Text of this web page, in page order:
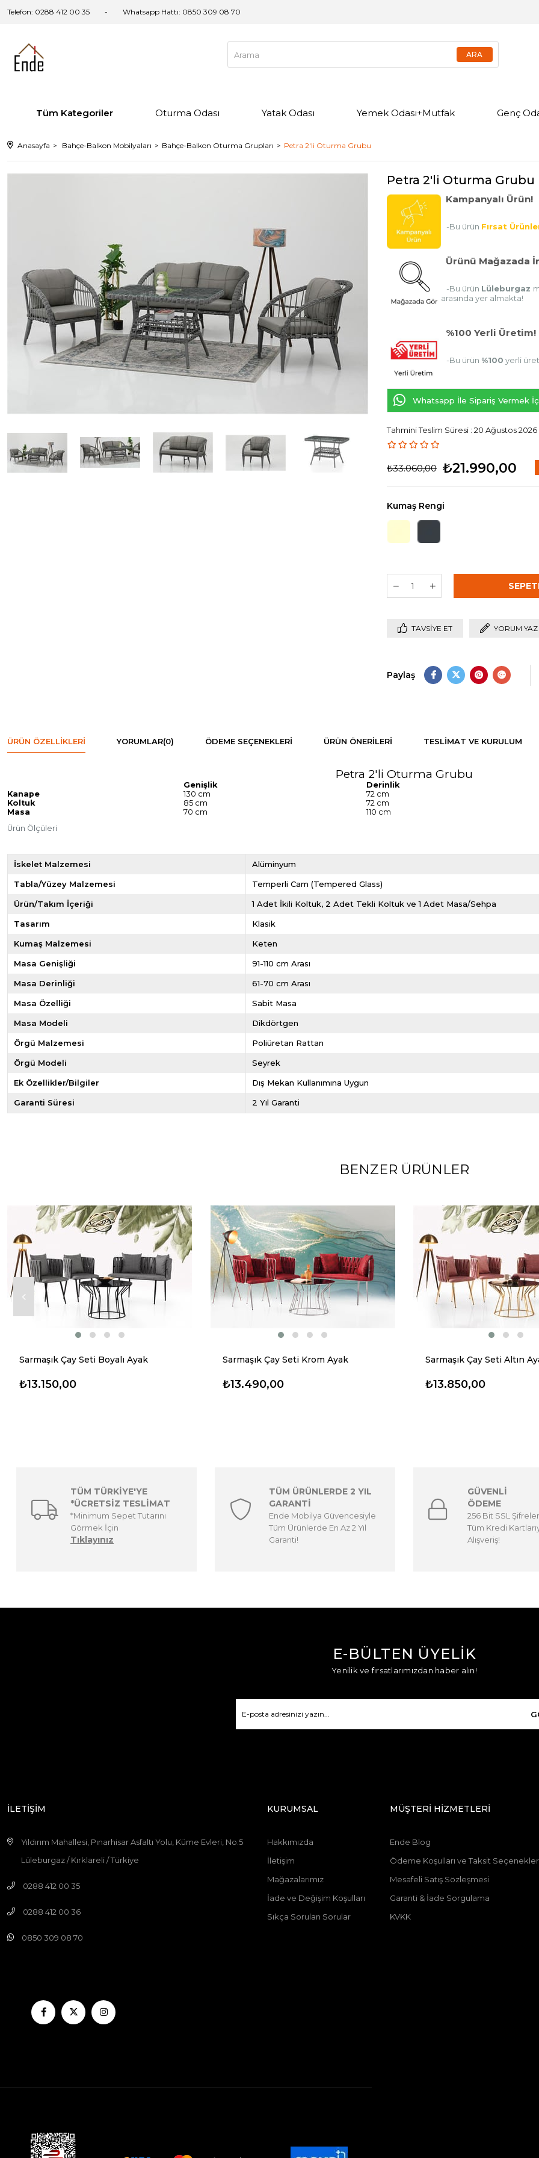
Telefon: 0288 412 00 35 Whatsapp Hattı: 0850 309 08 70
Tüm Kategoriler Oturma Odası Yatak Odası Yemek Odası+Mutfak Genç
Anasayfa Bahçe-Balkon Mobilyaları Bahçe-Balkon Oturma Grupları Petra 2'li Oturma Grubu
Petra 2'li Oturma Grubu
Kampanyalı Ürün!
-Bu ürün Fırsat
Ürünü Mağazada
-Bu ürün Lüleburgaz
arasında yer almakta!
%100 Yerli Üretim!
-Bu ürün %100 yerli
Whatsapp İle Sipariş Vermek
Tahmini Teslim Süresi : 20 Ağustos
₺33.060,00 ₺21.990,00
Kumaş Rengi
TAVSIYE ET YORUM YAZ
Paylaş
ÜRÜN ÖZELLIKLERI YORUMLAR(0) ÖDEME SEÇENEKLERI ÜRÜN ÖNERILERI TESLIMAT VE KURULUM
Petra 2'li Oturma Grubu
Ürün Ölçüleri
Genişlik Derinlik
Kanape
130 cm 72 cm
Koltuk
85 cm 72 cm
Masa
70 cm 110 cm
İskelet Malzemesi Alüminyum
Tabla/Yüzey Malzemesi Temperli Cam (Tempered Glass)
Ürün/Takım İçeriği 1 Adet İkili Koltuk, 2 Adet Tekli Koltuk ve 1 Adet Masa/Sehpa
Tasarım Klasik
Kumaş Malzemesi Keten
Masa Genişliği 91-110 cm Arası
Masa Derinliği 61-70 cm Arası
Masa Özelliği Sabit Masa
Masa Modeli Dikdörtgen
Örgü Malzemesi Poliüretan Rattan
Örgü Modeli Seyrek
Ek Özellikler/Bilgiler Dış Mekan Kullanımına Uygun
Garanti Süresi 2 Yıl Garanti
BENZER ÜRÜNLER
Sarmaşık Çay Seti Boyalı Ayak
₺13.150,00
Sarmaşık Çay Seti Krom Ayak
₺13.490,00
Sarmaşık Çay Seti Altın
₺13.850,00
TÜM TÜRKİYE'YE
*ÜCRETSİZ TESLİMAT
*Minimum Sepet Tutarını
Görmek İçin
Tıklayınız
TÜM ÜRÜNLERDE 2 YIL
GARANTİ
Ende Mobilya Güvencesiyle
Tüm Ürünlerde En Az 2 Yıl
Garanti!
GÜVENLİ
ÖDEME
256 Bit SSL
Tüm Kredi
Alışveriş!
E-BÜLTEN ÜYELİK
Yenilik ve fırsatlarımızdan haber alın!
İLETİŞİM
Yıldırım Mahallesi, Pınarhisar Asfaltı Yolu, Küme Evleri, No:5
Lüleburgaz / Kırklareli / Türkiye
0288 412 00 35
0288 412 00 36
0850 309 08 70
KURUMSAL
Hakkımızda
İletişim
Mağazalarımız
İade ve Değişim Koşulları
Sıkça Sorulan Sorular
MÜŞTERİ HİZMETLERİ
Ende Blog
Ödeme Koşulları ve Taksit
Mesafeli Satış Sözleşmesi
Garanti & İade Sorgulama
KVKK